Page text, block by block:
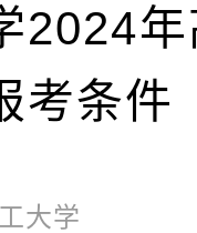
2024
考条件
大学